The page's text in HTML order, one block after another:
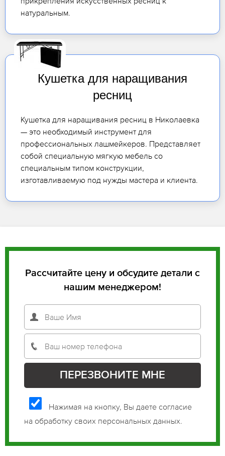
натуральным.
Кушетка для наращивания
ресниц
Кушетка для наращивания ресниц в Николаевка
— это необходимый инструмент для
профессиональных лашмейкеров. Представляет
собой специальную мягкую мебель со
специальным типом конструкции,
изготавливаемую под нужды мастера и клиента.
Рассчитайте цену и обсудите детали с
нашим менеджером!
Нажимая на кнопку, Вы даете согласие
на обработку своих персональных данных.